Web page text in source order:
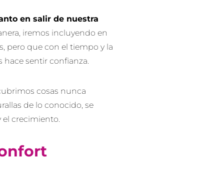
en salir de nuestra
iremos incluyendo en
pero que con el tiempo y la
hace sentir confianza.
cosas nunca
de lo conocido, se
el crecimiento.